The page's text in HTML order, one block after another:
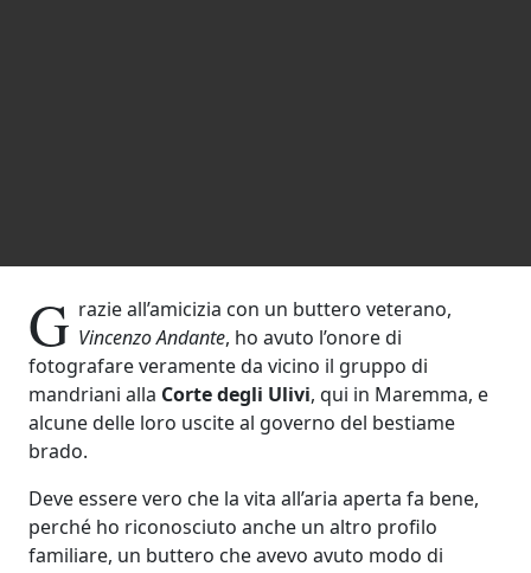
G razie all’amicizia con un buttero veterano,
Vincenzo Andante, ho avuto l’onore di
fotografare veramente da vicino il gruppo di
mandriani alla Corte degli Ulivi, qui in Maremma, e
alcune delle loro uscite al governo del bestiame
brado.
Deve essere vero che la vita all’aria aperta fa bene,
perché ho riconosciuto anche un altro profilo
familiare, un buttero che avevo avuto modo di